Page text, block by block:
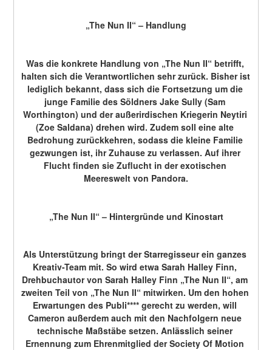
„The Nun II“ – Handlung
Was die konkrete Handlung von „The Nun II“ betrifft,
halten sich die Verantwortlichen sehr zurück. Bisher ist
lediglich bekannt, dass sich die Fortsetzung um die
junge Familie des Söldners Jake Sully (Sam
Worthington) und der außerirdischen Kriegerin Neytiri
(Zoe Saldana) drehen wird. Zudem soll eine alte
Bedrohung zurückkehren, sodass die kleine Familie
gezwungen ist, ihr Zuhause zu verlassen. Auf ihrer
Flucht finden sie Zuflucht in der exotischen
Meereswelt von Pandora.
„The Nun II“ – Hintergründe und Kinostart
Als Unterstützung bringt der Starregisseur ein ganzes
Kreativ-Team mit. So wird etwa Sarah Halley Finn,
Drehbuchautor von Sarah Halley Finn „The Nun II“, am
zweiten Teil von „The Nun II“ mitwirken. Um den hohen
Erwartungen des Publi**** gerecht zu werden, will
Cameron außerdem auch mit den Nachfolgern neue
technische Maßstäbe setzen. Anlässlich seiner
Ernennung zum Ehrenmitglied der Society Of Motion